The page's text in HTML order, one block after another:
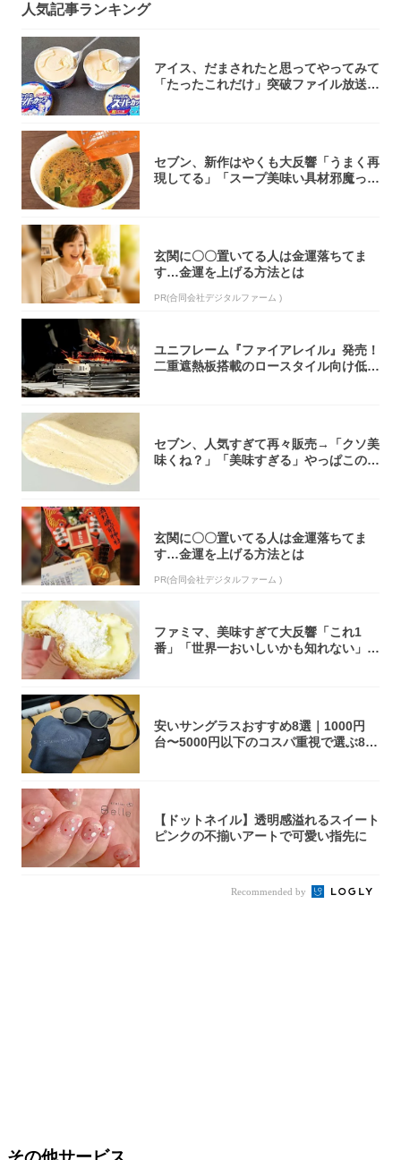
人気記事ランキング
アイス、だまされたと思ってやってみて
「たったこれだけ」突破ファイル放送で
セブン、新作はやくも大反響「うまく再
現してる」「スープ美味い具材邪魔って
玄関に〇〇置いてる人は金運落ちてま
す…金運を上げる方法とは
PR(合同会社デジタルファーム )
ユニフレーム『ファイアレイル』発売！
二重遮熱板搭載のロースタイル向け低型
セブン、人気すぎて再々販売→「クソ美
味くね？」「美味すぎる」やっぱこのク
玄関に〇〇置いてる人は金運落ちてま
す…金運を上げる方法とは
PR(合同会社デジタルファーム )
ファミマ、美味すぎて大反響「これ1
番」「世界一おいしいかも知れない」
安いサングラスおすすめ8選｜1000円
台〜5000円以下のコスパ重視で選ぶ8本
【ドットネイル】透明感溢れるスイート
ピンクの不揃いアートで可愛い指先に
Recommended by